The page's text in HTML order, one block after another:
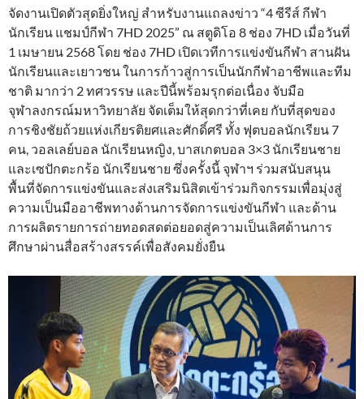
จัดงานเปิดตัวสุดยิ่งใหญ่ สำหรับงานแถลงข่าว “4 ซีรีส์ กีฬา
นักเรียน แชมป์กีฬา 7HD 2025” ณ สตูดิโอ 8 ช่อง 7HD เมื่อวันที่
1 เมษายน 2568 โดย ช่อง 7HD เปิดเวทีการแข่งขันกีฬา สานฝัน
นักเรียนและเยาวชน ในการก้าวสู่การเป็นนักกีฬาอาชีพและทีม
ชาติ มากว่า 2 ทศวรรษ และปีนี้พร้อมรุกต่อเนื่อง จับมือ
จุฬาลงกรณ์มหาวิทยาลัย จัดเต็มให้สุดกว่าที่เคย กับที่สุดของ
การชิงชัยถ้วยแห่งเกียรติยศและศักดิ์ศรี ทั้ง ฟุตบอลนักเรียน 7
คน, วอลเลย์บอล นักเรียนหญิง, บาสเกตบอล 3×3 นักเรียนชาย
และเซปักตะกร้อ นักเรียนชาย ซึ่งครั้งนี้ จุฬาฯ ร่วมสนับสนุน
พื้นที่จัดการแข่งขันและส่งเสริมนิสิตเข้าร่วมกิจกรรมเพื่อมุ่งสู่
ความเป็นมืออาชีพทางด้านการจัดการแข่งขันกีฬา และด้าน
การผลิตรายการถ่ายทอดสดต่อยอดสู่ความเป็นเลิศด้านการ
ศึกษาผ่านสื่อสร้างสรรค์เพื่อสังคมยั่งยืน